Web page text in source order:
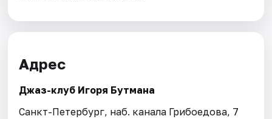
Адрес
Джаз-клуб Игоря Бутмана
Санкт-Петербург, наб. канала Грибоедова, 7